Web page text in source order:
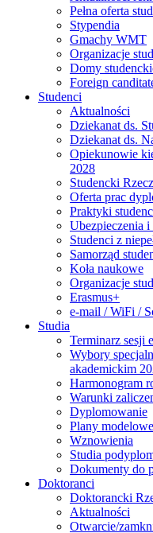
Pełna oferta
Stypendia
Gmachy WMT
Organizacje
Domy
Foreign
Studenci
Aktualności
Dziekanat ds.
Dziekanat ds.
Opiekunowie
2028
Studencki
Oferta prac
Praktyki
Ubezpieczenia i
Studenci z
Samorząd
Koła naukowe
Organizacje
Erasmus+
e-mail / WiFi /
Studia
Terminarz sesji
Wybory
akademickim
Harmonogram
Warunki
Dyplomowanie
Plany
Wznowienia
Studia
Dokumenty do
Doktoranci
Doktorancki
Aktualności
Otwarcie/